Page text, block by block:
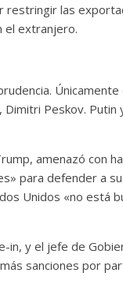
restringir las
el extranjero.
Peskov.
amenazó con
para defender a
Unidos «no está
in, y el jefe de
sanciones por